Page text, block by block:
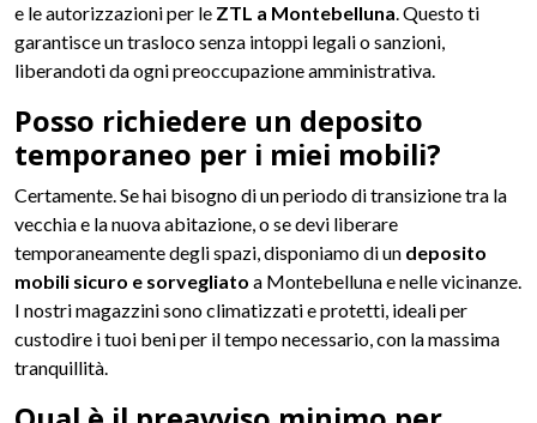
e le autorizzazioni per le ZTL a Montebelluna. Questo ti
garantisce un trasloco senza intoppi legali o sanzioni,
liberandoti da ogni preoccupazione amministrativa.
Posso richiedere un deposito
temporaneo per i miei mobili?
Certamente. Se hai bisogno di un periodo di transizione tra la
vecchia e la nuova abitazione, o se devi liberare
temporaneamente degli spazi, disponiamo di un deposito
mobili sicuro e sorvegliato a Montebelluna e nelle vicinanze.
I nostri magazzini sono climatizzati e protetti, ideali per
custodire i tuoi beni per il tempo necessario, con la massima
tranquillità.